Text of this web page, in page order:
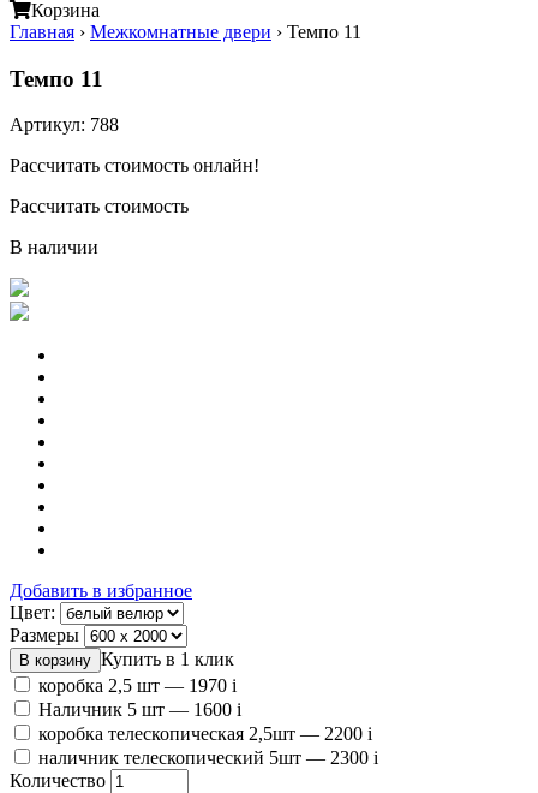
Корзина
Главная › Межкомнатные двери › Темпо 11
Темпо 11
Артикул: 788
Рассчитать стоимость онлайн!
Рассчитать стоимость
В наличии
Добавить в избранное
Цвет:
Размеры
Купить в 1 клик
коробка 2,5 шт — 1970 i
Наличник 5 шт — 1600 i
коробка телескопическая 2,5шт — 2200 i
наличник телескопический 5шт — 2300 i
Количество